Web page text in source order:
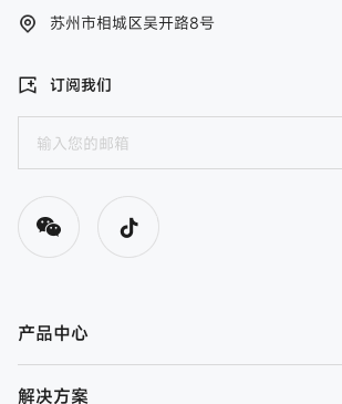
产品中心
解决方案
苏州市相城区吴开路8号
订阅我们